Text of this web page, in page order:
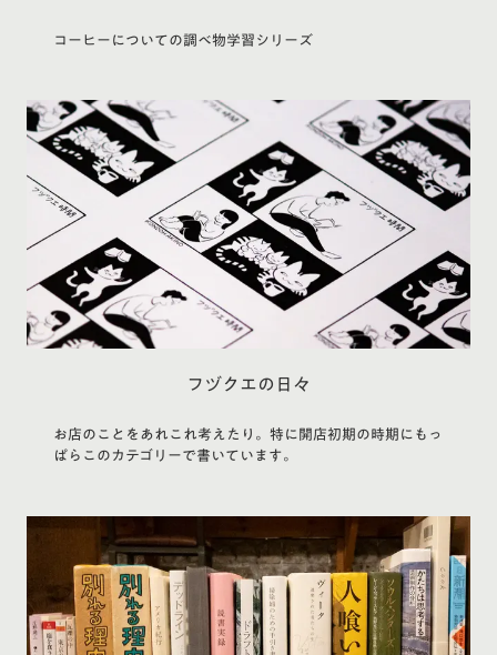
コーヒーについての調べ物学習シリーズ
フヅクエの日々
お店のことをあれこれ考えたり。特に開店初期の時期にもっ
ぱらこのカテゴリーで書いています。